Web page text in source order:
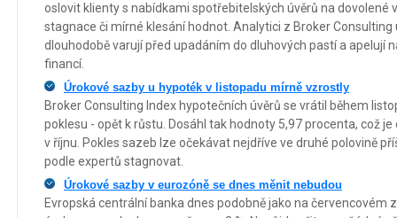
oslovit klienty s nabídkami spotřebitelských úvěrů na dovolené
stagnace či mírné klesání hodnot. Analytici z Broker Consulting
dlouhodobě varují před upadáním do dluhových pastí a apelují
financí.
Úrokové sazby u hypoték v listopadu mírně vzrostly
Broker Consulting Index hypotečních úvěrů se vrátil během
poklesu - opět k růstu. Dosáhl tak hodnoty 5,97 procenta, což
v říjnu. Pokles sazeb lze očekávat nejdříve ve druhé polovině
podle expertů stagnovat.
Úrokové sazby v eurozóně se dnes měnit nebudou
Evropská centrální banka dnes podobně jako na červencovém